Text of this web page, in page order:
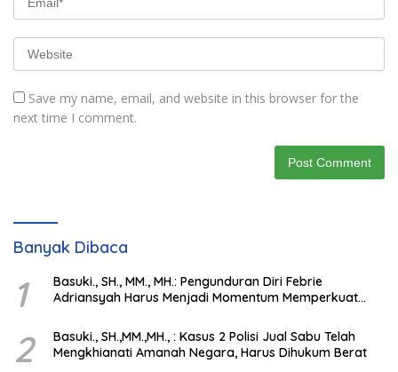
Save my name, email, and website in this browser for the
next time I comment.
Banyak Dibaca
1
Basuki., SH., MM., MH.: Pengunduran Diri Febrie
Adriansyah Harus Menjadi Momentum Memperkuat
2
Basuki., SH.,MM.,MH., : Kasus 2 Polisi Jual Sabu Telah
Mengkhianati Amanah Negara, Harus Dihukum Berat